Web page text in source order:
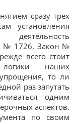
сразу трех
установления
№ 1726, Закон №
всего стоит
наших
то ли
раз запутать
одним
аспектов.
по своим